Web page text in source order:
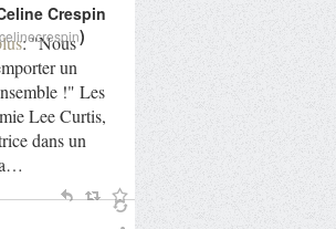
: "Nous
un
!" Les
Lee Curtis,
dans un
Crespin
)